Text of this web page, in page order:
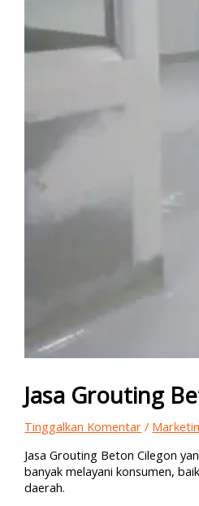
Jasa Grouting
Tinggalkan Komentar /
Jasa Grouting Beton Cilegon
banyak melayani konsumen,
daerah.